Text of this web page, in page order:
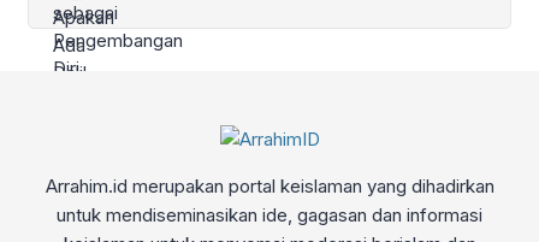
Arrahim.id merupakan portal keislaman yang dihadirkan
untuk mendiseminasikan ide, gagasan dan informasi